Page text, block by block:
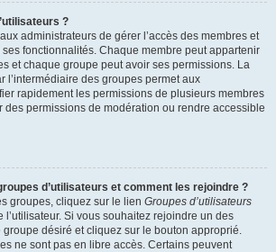
?
administrateurs de gérer l’accès des membres et
fonctionnalités. Chaque membre peut appartenir
et chaque groupe peut avoir ses permissions. La
l’intermédiaire des groupes permet aux
rapidement les permissions de plusieurs membres
des permissions de modération ou rendre accessible
d’utilisateurs et comment les rejoindre ?
groupes, cliquez sur le lien Groupes d’utilisateurs
Si vous souhaitez rejoindre un des
désiré et cliquez sur le bouton approprié.
ne sont pas en libre accès. Certains peuvent